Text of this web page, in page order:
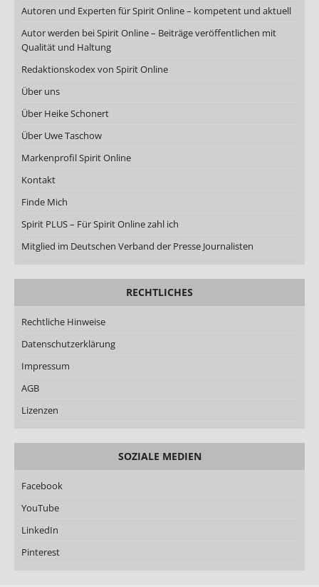
Autoren und Experten für Spirit Online – kompetent und aktuell
Autor werden bei Spirit Online – Beiträge veröffentlichen mit
Qualität und Haltung
Redaktionskodex von Spirit Online
Über uns
Über Heike Schonert
Über Uwe Taschow
Markenprofil Spirit Online
Kontakt
Finde Mich
Spirit PLUS – Für Spirit Online zahl ich
Mitglied im Deutschen Verband der Presse Journalisten
RECHTLICHES
Rechtliche Hinweise
Datenschutzerklärung
Impressum
AGB
Lizenzen
SOZIALE MEDIEN
Facebook
YouTube
LinkedIn
Pinterest